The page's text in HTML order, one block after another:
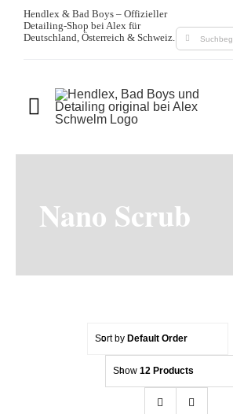
Zum
Inhalt
Hendlex & Bad Boys – Offizieller
Detailing-Shop bei Alex für
Deutschland, Österreich & Schweiz. Suche
Toggle
Home
Blogs & Media
Nano Scrub
Sort by Default Order
Show 12 Products